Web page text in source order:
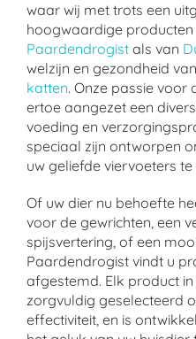
waar wij met trots een
hoogwaardige
Paardendrogist als van
welzijn en gezondheid
katten. Onze passie voor
ertoe aangezet een
voeding en
speciaal zijn ontworpen
uw geliefde viervoeters te
Of uw dier nu behoefte
voor de gewrichten, een
spijsvertering, of een
Paardendrogist vindt u
afgestemd. Elk product
zorgvuldig geselecteerd
effectiviteit, en is